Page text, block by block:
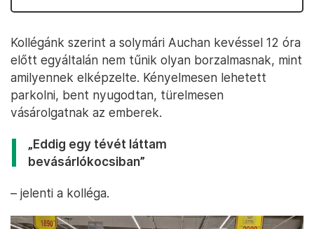
Kollégánk szerint a solymári Auchan kevéssel 12 óra
előtt egyáltalán nem tűnik olyan borzalmasnak, mint
amilyennek elképzelte. Kényelmesen lehetett
parkolni, bent nyugodtan, türelmesen
vásárolgatnak az emberek.
„Eddig egy tévét láttam
bevásárlókocsiban”
– jelenti a kolléga.